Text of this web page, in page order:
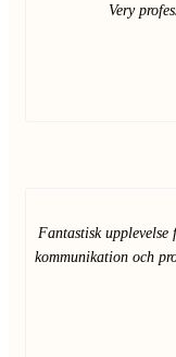
Very
Fantastisk
kommunikation och